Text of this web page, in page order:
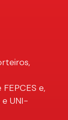
e,
UNI-